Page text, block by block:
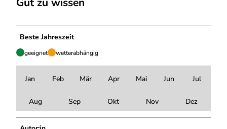
Beste Jahreszeit
geeignet wetterabhängig
Jan Feb Mär Apr Mai Jun Jul
Aug Sep Okt Nov Dez